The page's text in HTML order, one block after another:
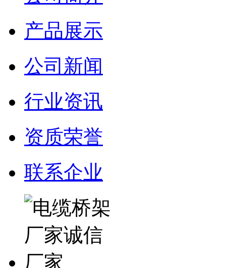
产品展示
公司新闻
行业资讯
资质荣誉
联系企业